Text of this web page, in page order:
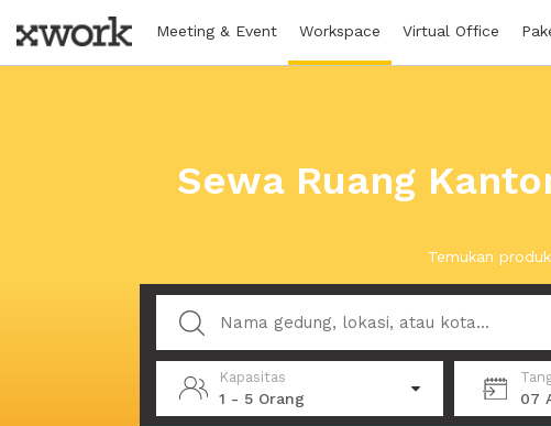
Meeting & Event Workspace Virtual Office
Sewa Ruang
Temukan
Kapasitas
1 - 5 Orang 07